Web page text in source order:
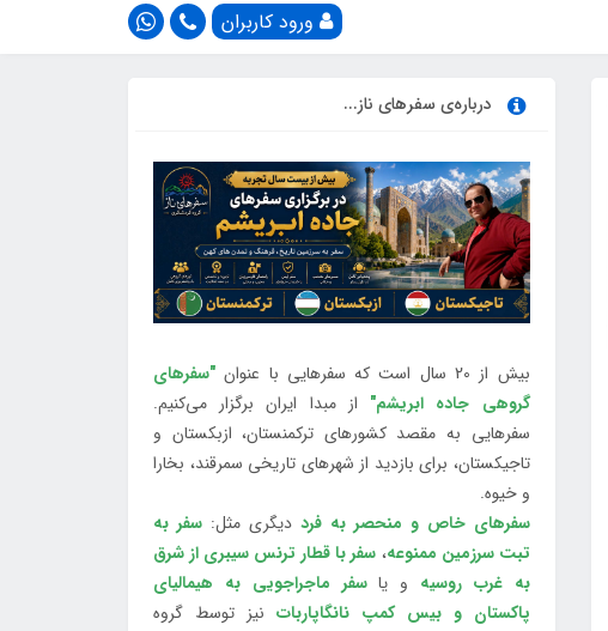
ورود کاربران
درباره‌ی سفرهای ناز...
بیش از 20 سال است که سفرهایی با عنوان
"سفرهای
گروهی جاده ابریشم" از مبدا ایران برگزار می‌کنیم.
سفرهایی به مقصد کشورهای ترکمنستان، ازبکستان و
تاجیکستان، برای بازدید از شهرهای تاریخی سمرقند، بخارا
و خیوه.
سفرهای خاص و منحصر به فرددیگری مثل:سفر به
تبت سرزمین ممنوعه، سفر با قطار ترنس سیبری از شرق
به غرب روسیه و یاسفر ماجراجویی به هیمالیای
پاکستان و بیس کمپ نانگاپاربات نیز توسط گروه